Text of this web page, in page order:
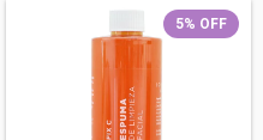
5% OFF